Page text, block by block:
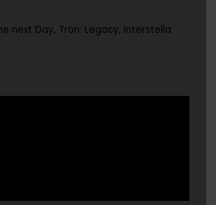
next Day, Tron: Legacy, Interstella